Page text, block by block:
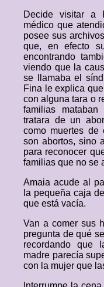
Decide visitar a
médico que
posee sus
que, en efecto
encontrando
viendo que la
se llamaba el
Fina le explica
con alguna tara o
familias
tratara de un
como muertes de
son abortos, sino
para reconocer
familias que no se
Amaia acude al
la pequeña caja
que está vacía.
Van a comer sus
pregunta de qué
recordando que
madre parecía
con la mujer que